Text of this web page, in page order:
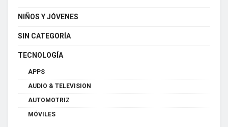
NIÑOS Y JÓVENES
SIN CATEGORÍA
TECNOLOGÍA
APPS
AUDIO & TELEVISION
AUTOMOTRIZ
MÓVILES